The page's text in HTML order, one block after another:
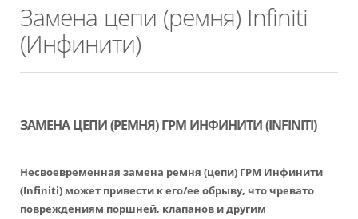
Замена цепи (ремня) Infiniti
(Инфинити)
ЗАМЕНА ЦЕПИ (РЕМНЯ) ГРМ ИНФИНИТИ (INFINITI)
Несвоевременная замена ремня (цепи) ГРМ Инфинити
(Infiniti) может привести к его/ее обрыву, что чревато
повреждениям поршней, клапанов и другим